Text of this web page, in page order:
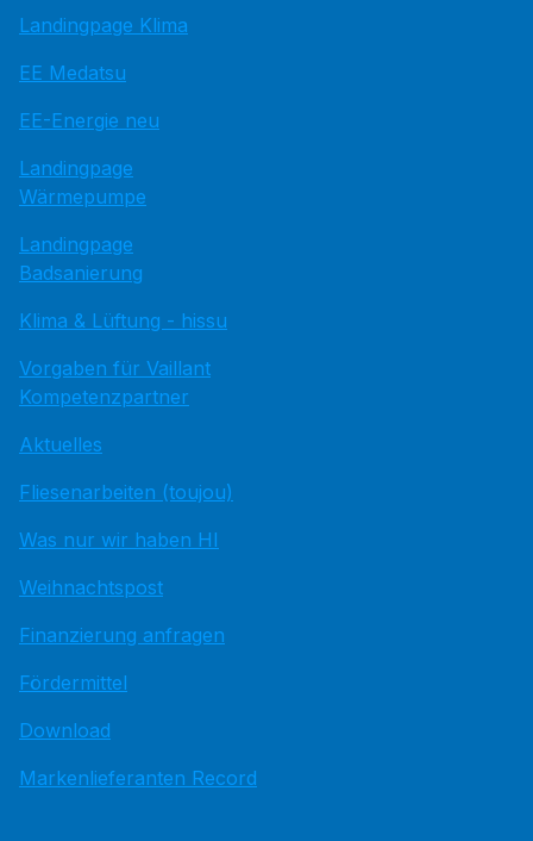
Landingpage Klima
EE Medatsu
EE-Energie neu
Landingpage
Wärmepumpe
Landingpage
Badsanierung
Klima & Lüftung - hissu
Vorgaben für Vaillant
Kompetenzpartner
Aktuelles
Fliesenarbeiten (toujou)
Was nur wir haben HI
Weihnachtspost
Finanzierung anfragen
Fördermittel
Download
Markenlieferanten Record